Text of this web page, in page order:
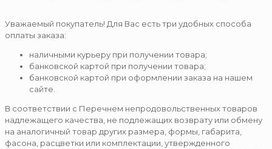
Уважаемый покупатель! Для Вас есть три удобных способа
оплаты заказа:
наличными курьеру при получении товара;
банковской картой при получении товара;
банковской картой при оформлении заказа на нашем
сайте.
В соответствии с Перечнем непродовольственных товаров
надлежащего качества, не подлежащих возврату или обмену
на аналогичный товар других размера, формы, габарита,
фасона, расцветки или комплектации, утвержденного